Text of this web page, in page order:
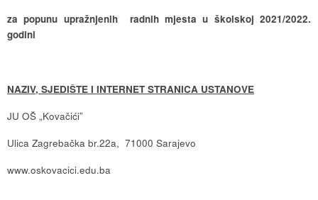
za popunu upražnjenih radnih mjesta u školskoj 2021/2022.
godini
NAZIV, SJEDIŠTE I INTERNET STRANICA USTANOVE
JU OŠ „Kovačići”
Ulica Zagrebačka br.22a, 71000 Sarajevo
www.oskovacici.edu.ba